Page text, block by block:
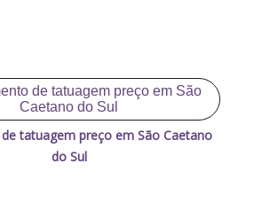
tatuagem preço em São Caetano
do Sul